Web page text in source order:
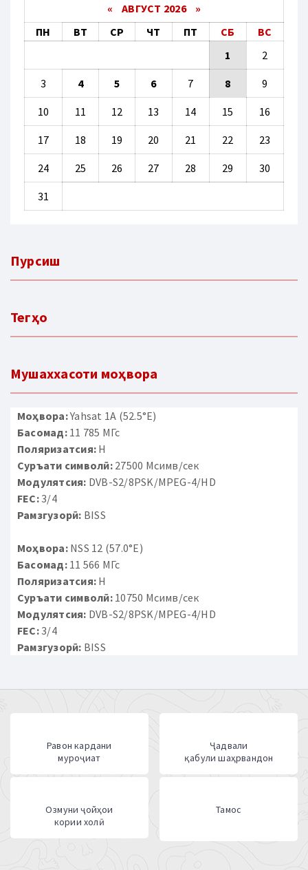
« АВГУСТ 2026 »
ПН
ВТ СР ЧТ ПТ СБ
ВС
1
2
3 4 5 6 7 8 9
10 11 12 13 14 15 16
17 18 19 20 21 22 23
24 25 26 27 28 29 30
31
Пурсиш
Тегҳо
Мушаххасоти моҳвора
Моҳвора:Yahsat 1A (52.5°E)
Басомад:11 785 МГс
Поляризатсия: H
Суръати символӣ:27500 Мсимв/сек
Модулятсия: DVB-S2/8PSK/MPEG-4/HD
FEC:3/4
Рамзгузорӣ: BISS
Моҳвора:NSS 12 (57.0°E)
Басомад:11 566 МГс
Поляризатсия: H
Суръати символӣ:10750 Мсимв/сек
Модулятсия: DVB-S2/8PSK/MPEG-4/HD
FEC:3/4
Рамзгузорӣ: BISS
Равон кардани
муроҷиат
Ҷадвали
қабули шаҳрвандон
Озмуни ҷойҳои
кории холӣ
Тамос